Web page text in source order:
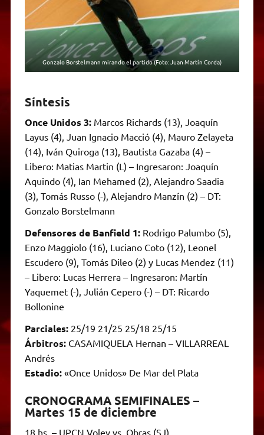
Gonzalo Borstelmann mirando el partido (Foto: Juan Martín Corda)
Síntesis
Once Unidos 3:Marcos Richards (13), Joaquín
Layus (4), Juan Ignacio Macció (4), Mauro Zelayeta
(14), Iván Quiroga (13), Bautista Gazaba (4) –
Libero: Matias Martin (L) – Ingresaron: Joaquín
Aquindo (4), Ian Mehamed (2), Alejandro Saadia
(3), Tomás Russo (-), Alejandro Manzín (2) – DT:
Gonzalo Borstelmann
Defensores de Banfield 1:Rodrigo Palumbo (5),
Enzo Maggiolo (16), Luciano Coto (12), Leonel
Escudero (9), Tomás Dileo (2) y Lucas Mendez (11)
– Libero: Lucas Herrera – Ingresaron: Martín
Yaquemet (-), Julián Cepero (-) – DT: Ricardo
Bollonine
Parciales:25/19 21/25 25/18 25/15
Árbitros: CASAMIQUELA Hernan – VILLARREAL
Andrés
Estadio: «Once Unidos» De Mar del Plata
CRONOGRAMA SEMIFINALES –
Martes 15 de diciembre
18 hs. – UPCN Voley vs. Obras (SJ)